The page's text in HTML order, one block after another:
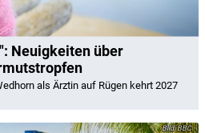
Neuigkeiten über
als Ärztin auf Rügen kehrt 2027
BBC